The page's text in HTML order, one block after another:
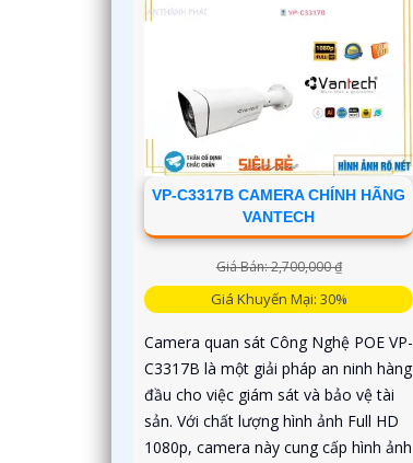
VP-C3317B CAMERA CHÍNH HÃNG
VANTECH
Giá Bán: 2,700,000 ₫
Giá Khuyến Mại: 30%
Camera quan sát Công Nghệ POE VP-
C3317B là một giải pháp an ninh hàng
đầu cho việc giám sát và bảo vệ tài
sản. Với chất lượng hình ảnh Full HD
1080p, camera này cung cấp hình ảnh